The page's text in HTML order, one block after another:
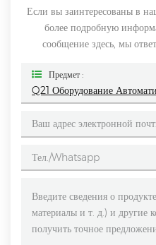
Если вы заинтересованы в
более подробную
сообщение здесь, мы
Предмет :